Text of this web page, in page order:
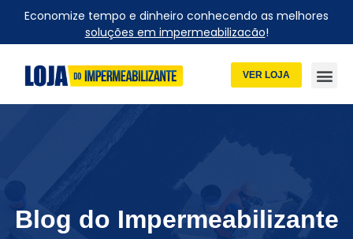
Economize tempo e dinheiro conhecendo as melhores
soluções em impermeabilizacão!
VER LOJA
Blog do Impermeabilizante